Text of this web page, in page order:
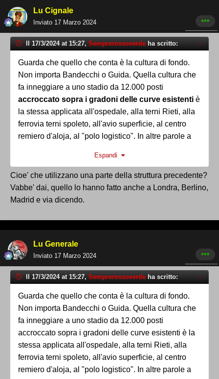
Lu Cignale
Inviato 17 Marzo 2024
Il 17/3/2024 at 15:27, Semprerossoverde ha scritto:
Guarda che quello che conta è la cultura di fondo.
Non importa Bandecchi o Guida. Quella cultura che
fa inneggiare a uno stadio da 12.000 posti
accroccato sopra i gradoni delle curve esistenti è
la stessa applicata all'ospedale, alla terni Rieti, alla
ferrovia terni spoleto, all'avio superficie, al centro
remiero d'aloja, al "polo logistico". In altre parole a
Espandi
Cioe' che utilizzano una parte della struttura precedente?
Vabbe' dai, quello lo hanno fatto anche a Londra, Berlino,
Madrid e via dicendo.
Lu Generale
Inviato 17 Marzo 2024
Il 17/3/2024 at 15:27, Semprerossoverde ha scritto:
Guarda che quello che conta è la cultura di fondo.
Non importa Bandecchi o Guida. Quella cultura che
fa inneggiare a uno stadio da 12.000 posti
accroccato sopra i gradoni delle curve esistenti è la
stessa applicata all'ospedale, alla terni Rieti, alla
ferrovia terni spoleto, all'avio superficie, al centro
remiero d'aloja, al "polo logistico". In altre parole a